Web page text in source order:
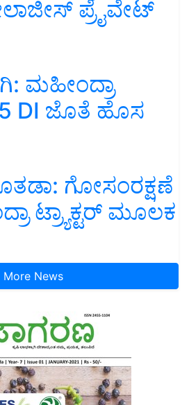
ಪ್ರೈವೇಟ್
ಮಹೀಂದ್ರಾ
DI ಜೊತೆ ಹೊಸ
ಗೋಸಂರಕ್ಷಣೆ
ಟ್ರ್ಯಾಕ್ಟರ್ ಮೂಲಕ
More News